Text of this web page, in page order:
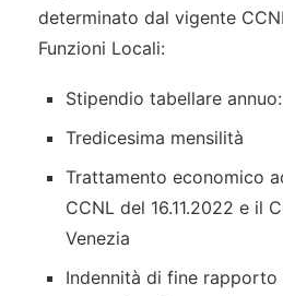
determinato dal vigente
Funzioni Locali:
Stipendio tabellare annuo:
Tredicesima mensilità
Trattamento economico
CCNL del 16.11.2022 e il
Venezia
Indennità di fine rapporto